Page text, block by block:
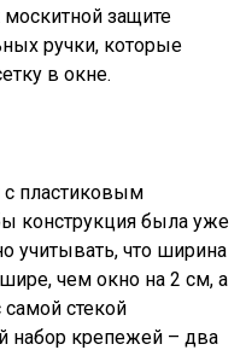
защите
ручки, которые
в окне.
с пластиковым
конструкция была уже
учитывать, что ширина
чем окно на 2 см, а
стекой
набор крепежей – два